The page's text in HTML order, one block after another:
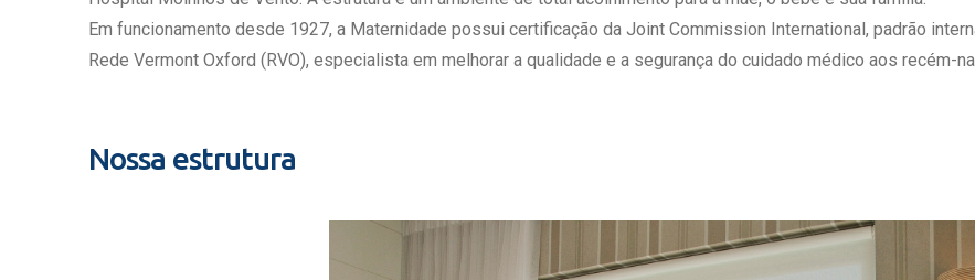
Estrutura de Gestão
Exames - Portal Médico
Quem Somos
Responsabilidade Ambiental
Em funcionamento desde 1927, a Maternidade possui certificação da Joint Commission International, padrão
Rede Vermont Oxford (RVO), especialista em melhorar a qualidade e a segurança do cuidado médico aos recém-
Nossa estrutura